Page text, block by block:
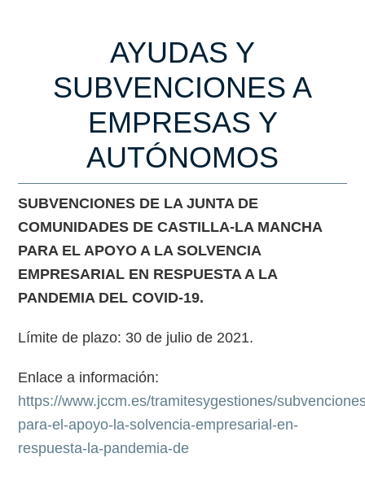
AYUDAS Y
SUBVENCIONES A
EMPRESAS Y
AUTÓNOMOS
SUBVENCIONES DE LA JUNTA DE
COMUNIDADES DE CASTILLA-LA MANCHA
PARA EL APOYO A LA SOLVENCIA
EMPRESARIAL EN RESPUESTA A LA
PANDEMIA DEL COVID-19.
Límite de plazo: 30 de julio de 2021.
Enlace a información:
https://www.jccm.es/tramitesygestiones/
para-el-apoyo-la-solvencia-empresarial-en-
respuesta-la-pandemia-de